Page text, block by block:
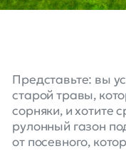
Представьте: вы
старой травы,
сорняки, и хотите
рулонный газон
от посевного,